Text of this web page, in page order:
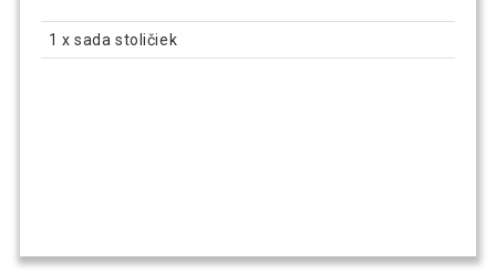
1 x sada stoličiek